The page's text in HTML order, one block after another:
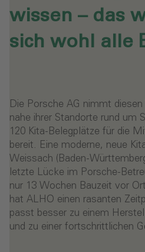
wissen – das
sich wohl alle
Die Porsche AG nimmt
nahe ihrer Standorte rund um
120 Kita-Belegplätze für die
bereit. Eine moderne, neue
Weissach (Baden-
letzte Lücke im Porsche-
nur 13 Wochen Bauzeit vor
hat ALHO einen rasanten
passt besser zu einem
und zu einer fortschrittlichen